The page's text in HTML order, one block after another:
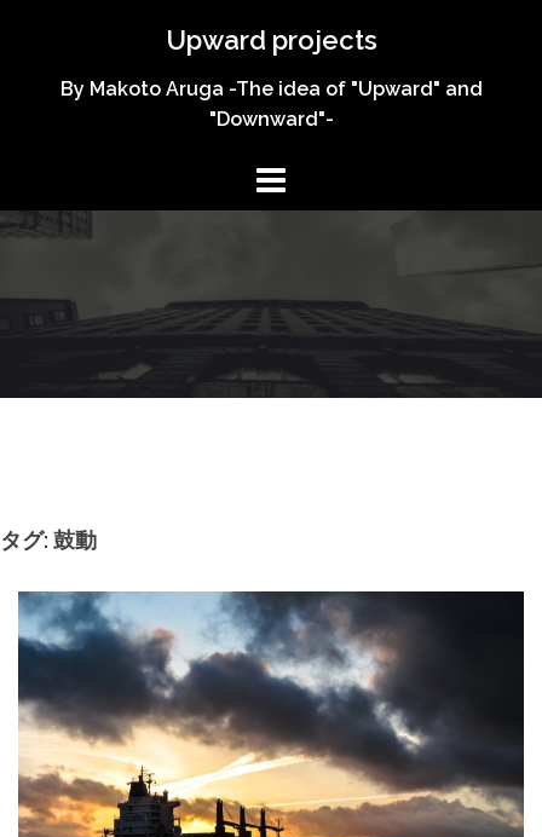
ス
キ
Upward projects
By Makoto Aruga -The idea of "Upward" and
"Downward"-
タグ: 鼓動